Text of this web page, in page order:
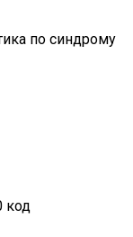
по синдрому
код